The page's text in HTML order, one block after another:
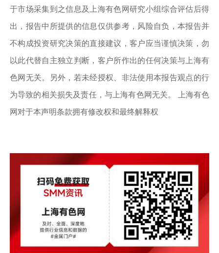
于市场采集到之信息及上海有色网研究小组综合评估后得
出，报告中所提供的信息仅供参考，风险自负，本报告并
不构成投资研究决策的直接建议，客户应当谨慎决策，勿
以此代替自主独立判断，客户所作出的任何决策与上海有
色网无关。另外，若未经授权、非法使用本报告观点的行
为导致的相关损失及责任，与上海有色网无关。 上海有色
网对于本声明条款拥有修改权和最终解释权